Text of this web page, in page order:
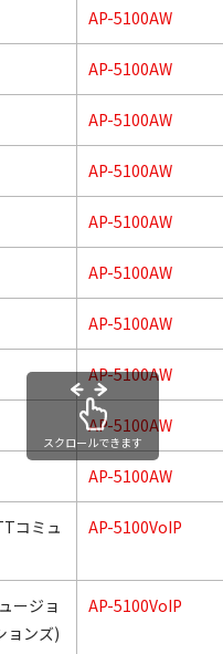
AP-5100AW
AP-5100AW
AP-5100AW
AP-5100AW
AP-5100AW
AP-5100AW
AP-5100AW
AP-5100AW
AP-5100AW
AP-5100AW
コミュ
AP-5100VoIP
ージョ
ョンズ)
AP-5100VoIP
スクロールできます